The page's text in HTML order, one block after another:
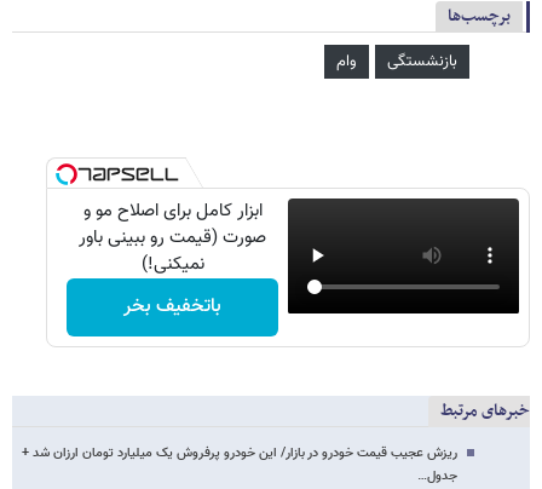
برچسب‌ها
بازنشستگی وام
ابزار کامل برای اصلاح مو و
صورت (قیمت رو ببینی باور
نمیکنی!)
باتخفیف بخر
خبرهای مرتبط
ریزش عجیب قیمت خودرو در بازار/ این خودرو پرفروش یک میلیارد تومان ارزان شد +
جدول…